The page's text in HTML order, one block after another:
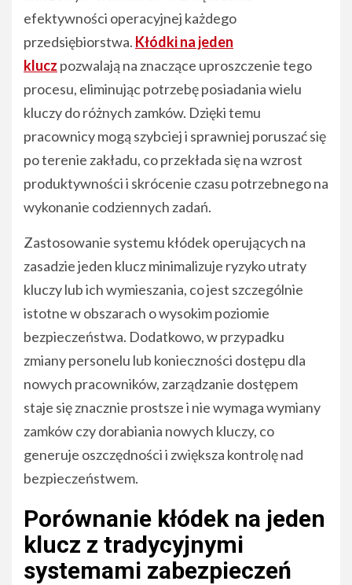
efektywności operacyjnej każdego
przedsiębiorstwa. Kłódki na jeden
klucz pozwalają na znaczące uproszczenie tego
procesu, eliminując potrzebę posiadania wielu
kluczy do różnych zamków. Dzięki temu
pracownicy mogą szybciej i sprawniej poruszać się
po terenie zakładu, co przekłada się na wzrost
produktywności i skrócenie czasu potrzebnego na
wykonanie codziennych zadań.
Zastosowanie systemu kłódek operujących na
zasadzie jeden klucz minimalizuje ryzyko utraty
kluczy lub ich wymieszania, co jest szczególnie
istotne w obszarach o wysokim poziomie
bezpieczeństwa. Dodatkowo, w przypadku
zmiany personelu lub konieczności dostępu dla
nowych pracowników, zarządzanie dostępem
staje się znacznie prostsze i nie wymaga wymiany
zamków czy dorabiania nowych kluczy, co
generuje oszczędności i zwiększa kontrolę nad
bezpieczeństwem.
Porównanie kłódek na jeden
klucz z tradycyjnymi
systemami zabezpieczeń